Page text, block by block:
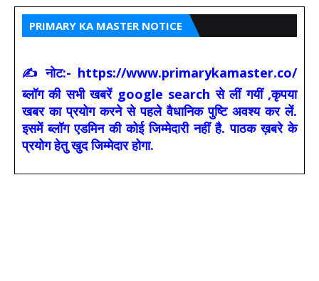
PRIMARY KA MASTER NOTICE
✍ नोट:- https://www.primarykamaster.co/
ब्लॉग की सभी खबरें google search से लीं गयीं ,कृपया
खबर का प्रयोग करने से पहले वैधानिक पुष्टि अवश्य कर लें.
इसमें ब्लॉग एडमिन की कोई जिम्मेदारी नहीं है. पाठक ख़बरे के
प्रयोग हेतु खुद जिम्मेदार होगा.